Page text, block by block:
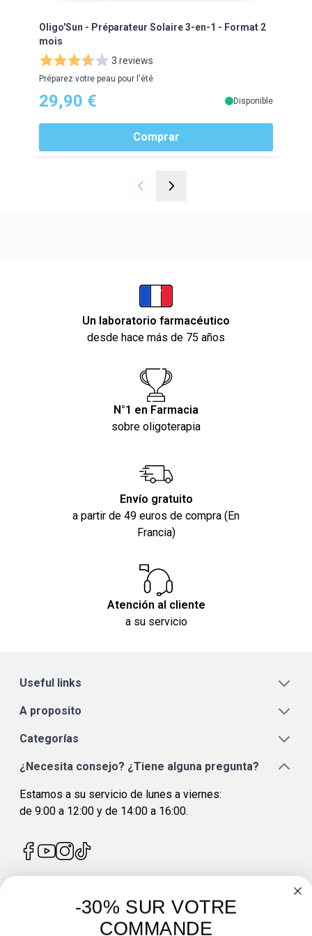
Oligo'Sun - Préparateur Solaire 3-en-1 - Format 2
mois
3 reviews
Préparez votre peau pour l'été
29,90 € Disponible
Comprar
Un laboratorio farmacéutico
desde hace más de 75 años
N°1 en Farmacia
sobre oligoterapia
Envío gratuito
a partir de 49 euros de compra (En
Francia)
Atención al cliente
a su servicio
Useful links
A proposito
Categorías
¿Necesita consejo? ¿Tiene alguna pregunta?
Estamos a su servicio de lunes a viernes:
de 9:00 a 12:00 y de 14:00 a 16:00.
4.7/5
-30% SUR VOTRE
COMMANDE